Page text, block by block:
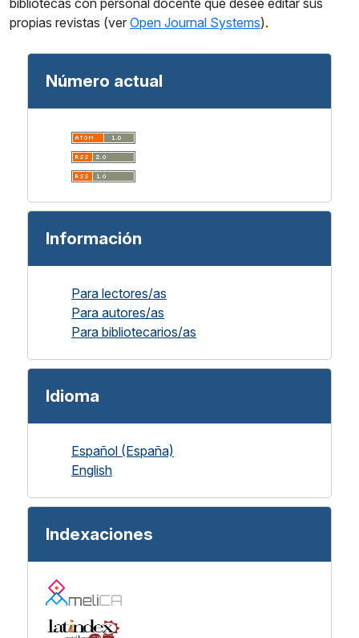
bibliotecas con personal docente que desee editar sus
propias revistas (ver Open Journal Systems).
Número actual
Información
Para lectores/as
Para autores/as
Para bibliotecarios/as
Idioma
Español (España)
English
Indexaciones